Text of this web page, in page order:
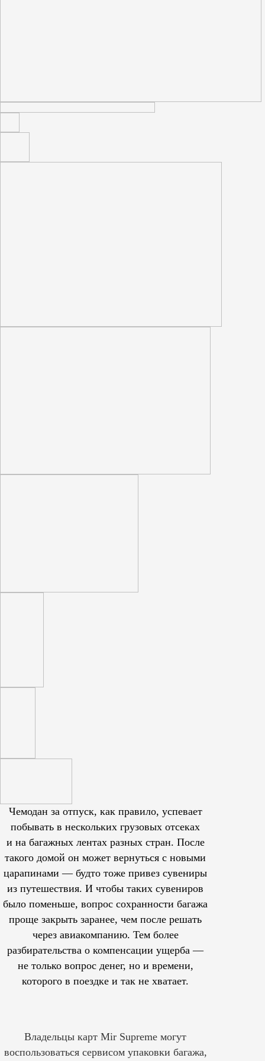
Чемодан за отпуск, как правило, успевает
побывать в нескольких грузовых отсеках
и на багажных лентах разных стран. После
такого домой он может вернуться с новыми
царапинами — будто тоже привез сувениры
из путешествия. И чтобы таких сувениров
было поменьше, вопрос сохранности багажа
проще закрыть заранее, чем после решать
через авиакомпанию. Тем более
разбирательства о компенсации ущерба —
не только вопрос денег, но и времени,
которого в поездке и так не хватает.
Владельцы карт Mir Supreme могут
воспользоваться сервисом упаковки багажа,